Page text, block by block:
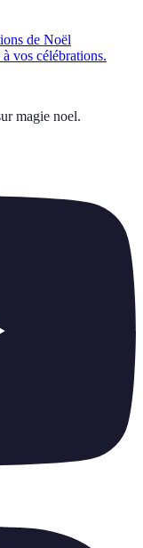
de Noël
vos célébrations.
magie noel.